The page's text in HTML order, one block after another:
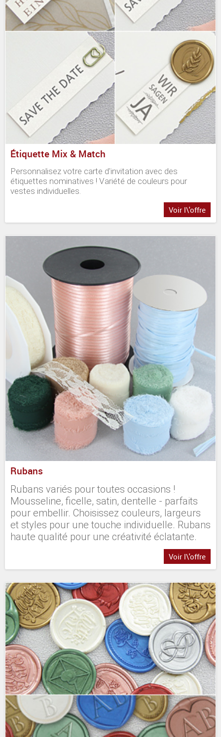
Étiquette Mix & Match
Personnalisez votre carte d'invitation avec des
étiquettes nominatives ! Variété de couleurs pour
vestes individuelles.
Voir l\'offre
Rubans
Rubans variés pour toutes occasions !
Mousseline, ficelle, satin, dentelle - parfaits
pour embellir. Choisissez couleurs, largeurs
et styles pour une touche individuelle. Rubans
haute qualité pour une créativité éclatante.
Voir l\'offre